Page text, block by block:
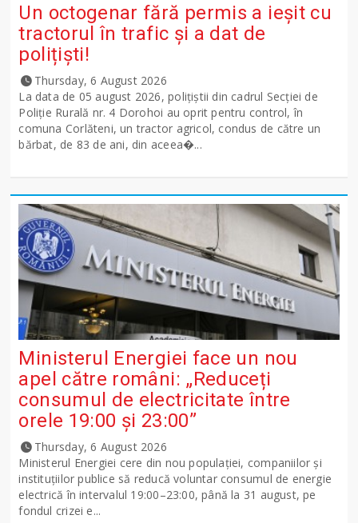
Un octogenar fără permis a ieșit cu
tractorul în trafic și a dat de
polițiști!
Thursday, 6 August 2026
La data de 05 august 2026, polițiștii din cadrul Secției de
Poliție Rurală nr. 4 Dorohoi au oprit pentru control, în
comuna Corlăteni, un tractor agricol, condus de către un
bărbat, de 83 de ani, din aceea�...
Ministerul Energiei face un nou
apel către români: „Reduceți
consumul de electricitate între
orele 19:00 și 23:00”
Thursday, 6 August 2026
Ministerul Energiei cere din nou populației, companiilor și
instituțiilor publice să reducă voluntar consumul de energie
electrică în intervalul 19:00–23:00, până la 31 august, pe
fondul crizei e...